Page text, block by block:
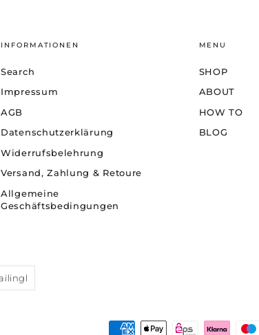
INFORMATIONEN
Search
Impressum
AGB
Datenschutzerklärung
Widerrufsbelehrung
Versand, Zahlung & Retoure
Allgemeine
Geschäftsbedingungen
MENU
SHOP
ABOUT
HOW TO
BLOG